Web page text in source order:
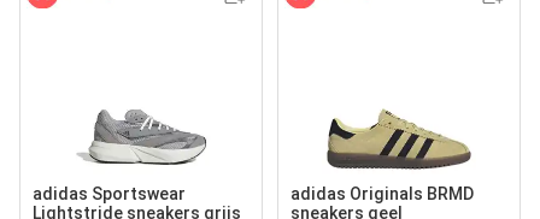
adidas Sportswear
Lightstride sneakers grijs
adidas Originals BRMD
sneakers geel